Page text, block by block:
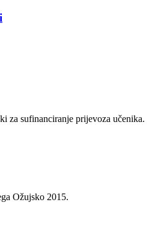
za sufinanciranje prijevoza učenika.
Ožujsko 2015.